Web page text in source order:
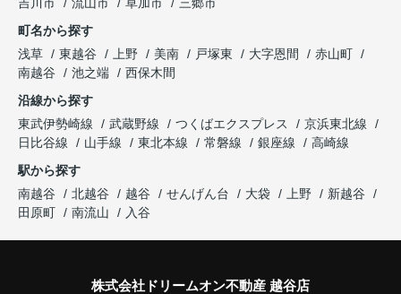
町名から探す
浅草
東越谷 上野 美南 戸塚東 大字恩間
赤山町
南越谷
池之端
西保木間
沿線から探す
東武伊勢崎線
武蔵野線 つくばエクスプレス
京浜東北線
日比谷線
山手線 東北本線 常磐線 銀座線
高崎線
駅から探す
南越谷
北越谷 越谷 せんげん台 大袋 上野
新越谷
田原町
南流山 入谷
株式会社ドリームオン不動産 越谷店